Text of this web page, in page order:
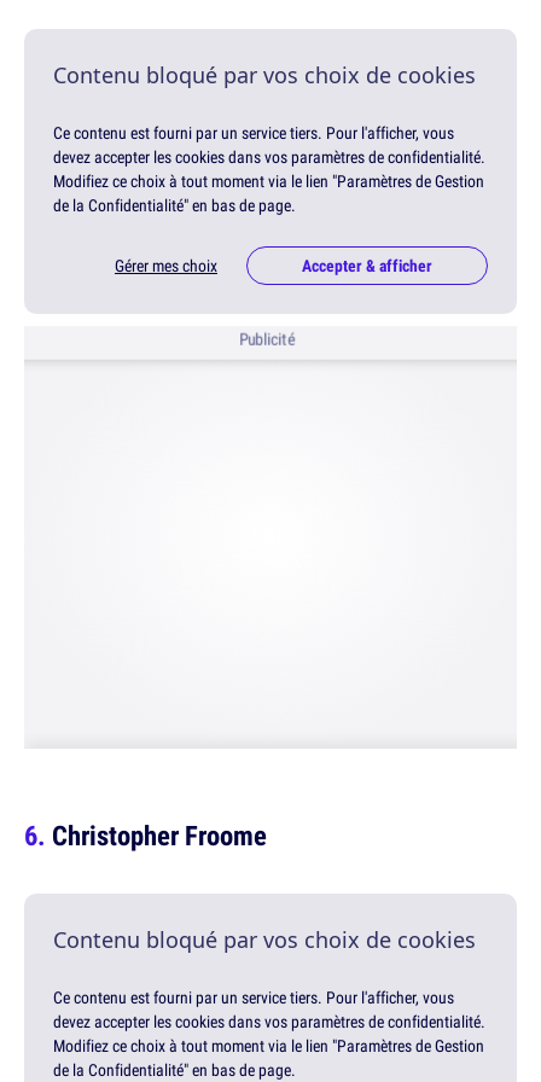
Contenu bloqué par vos choix de cookies
Ce contenu est fourni par un service tiers. Pour l'afficher, vous
devez accepter les cookies dans vos paramètres de confidentialité.
Modifiez ce choix à tout moment via le lien "Paramètres de Gestion
de la Confidentialité" en bas de page.
Gérer mes choix Accepter & afficher
Publicité
Christopher Froome
Contenu bloqué par vos choix de cookies
Ce contenu est fourni par un service tiers. Pour l'afficher, vous
devez accepter les cookies dans vos paramètres de confidentialité.
Modifiez ce choix à tout moment via le lien "Paramètres de Gestion
de la Confidentialité" en bas de page.